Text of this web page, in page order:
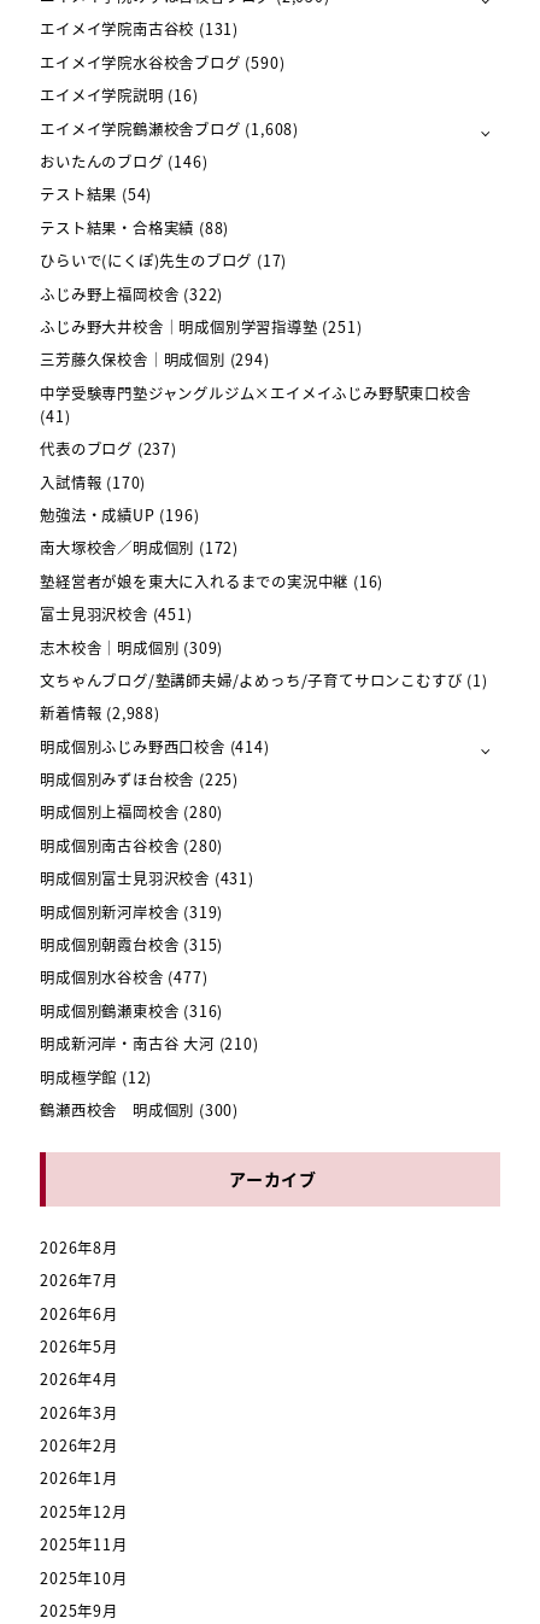
エイメイ学院南古谷校 (131)
エイメイ学院水谷校舎ブログ (590)
エイメイ学院説明 (16)
エイメイ学院鶴瀬校舎ブログ (1,608)
おいたんのブログ (146)
テスト結果 (54)
テスト結果・合格実績 (88)
ひらいで(にくぽ)先生のブログ (17)
ふじみ野上福岡校舎 (322)
ふじみ野大井校舎｜明成個別学習指導塾 (251)
三芳藤久保校舎｜明成個別 (294)
中学受験専門塾ジャングルジム×エイメイふじみ野駅東口校舎
(41)
代表のブログ (237)
入試情報 (170)
勉強法・成績UP (196)
南大塚校舎／明成個別 (172)
塾経営者が娘を東大に入れるまでの実況中継 (16)
富士見羽沢校舎 (451)
志木校舎｜明成個別 (309)
文ちゃんブログ/塾講師夫婦/よめっち/子育てサロンこむすび (1)
新着情報 (2,988)
明成個別ふじみ野西口校舎 (414)
明成個別みずほ台校舎 (225)
明成個別上福岡校舎 (280)
明成個別南古谷校舎 (280)
明成個別富士見羽沢校舎 (431)
明成個別新河岸校舎 (319)
明成個別朝霞台校舎 (315)
明成個別水谷校舎 (477)
明成個別鶴瀬東校舎 (316)
明成新河岸・南古谷 大河 (210)
明成極学館 (12)
鶴瀬西校舎 明成個別 (300)
アーカイブ
2026年8月
2026年7月
2026年6月
2026年5月
2026年4月
2026年3月
2026年2月
2026年1月
2025年12月
2025年11月
2025年10月
2025年9月